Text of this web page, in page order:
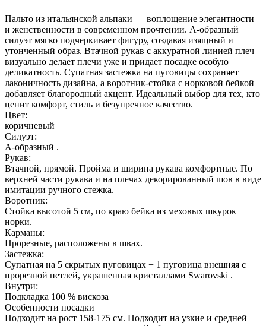
Пальто из итальянской альпаки — воплощение элегантности
и женственности в современном прочтении. А-образный
силуэт мягко подчеркивает фигуру, создавая изящный и
утонченный образ. Втачной рукав с аккуратной линией плеч
визуально делает плечи уже и придает посадке особую
деликатность. Супатная застежка на пуговицы сохраняет
лаконичность дизайна, а воротник-стойка с норковой бейкой
добавляет благородный акцент. Идеальный выбор для тех, кто
ценит комфорт, стиль и безупречное качество.
Цвет:
коричневый
Силуэт:
А-образный .
Рукав:
Втачной, прямой. Пройма и ширина рукава комфортные. По
верхней части рукава и на плечах декорированный шов в виде
имитации ручного стежка.
Воротник:
Стойка высотой 5 см, по краю бейка из меховых шкурок
норки.
Карманы:
Прорезные, расположены в швах.
Застежка:
Супатная на 5 скрытых пуговицах + 1 пуговица внешняя с
прорезной петлей, украшенная кристаллами Swarovski .
Внутри:
Подкладка 100 % вискоза
Особенности посадки
Подходит на рост 158-175 см. Подходит на узкие и средней